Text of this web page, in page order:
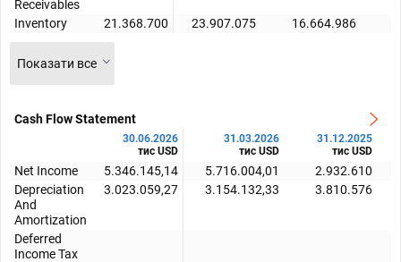
Receivables
Inventory 21.368.700 23.907.075 16.664.986
Показати все
Cash Flow Statement
30.06.2026
тис USD
31.03.2026
тис USD
31.12.2025
тис USD
Net Income 5.346.145,14 5.716.004,01
2.932.610
Depreciation
And
Amortization
3.023.059,27 3.154.132,33 3.810.576
Deferred
Income Tax